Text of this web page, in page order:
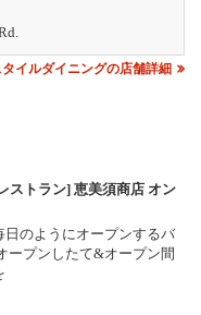
イルダイニングの店舗詳細
ストラン] 恵美須商店 オン
日のようにオープンするバ
ープンしたて&オープン間